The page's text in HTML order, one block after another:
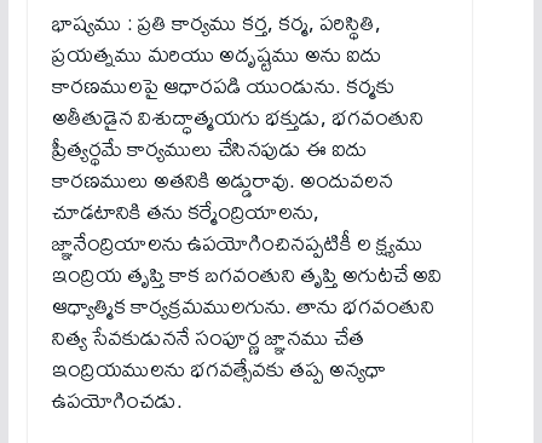
భాష్యము : ప్రతి కార్యము కర్త, కర్మ, పరిస్థితి,
ప్రయత్నము మరియు అదృష్టము అను ఐదు
కారణములపై ఆధారపడి యుండును. కర్మకు
అతీతుడైన విశుద్ధాత్మయగు భక్తుడు, భగవంతుని
ప్రీత్యర్థమే కార్యములు చేసినపుడు ఈ ఐదు
కారణములు అతనికి అడ్డురావు. అందువలన
చూడటానికి తను కర్మేంద్రియాలను,
జ్ఞానేంద్రియాలను ఉపయోగించినప్పటికీ ల క్ష్యము
ఇంద్రియ తృప్తి కాక బగవంతుని తృప్తి అగుటచే అవి
ఆధ్యాత్మిక కార్యక్రమములగును. తాను భగవంతుని
నిత్య సేవకుడుననే సంపూర్ణ జ్ఞానము చేత
ఇంద్రియములను భగవత్సేవకు తప్ప అన్యధా
ఉపయోగించడు.